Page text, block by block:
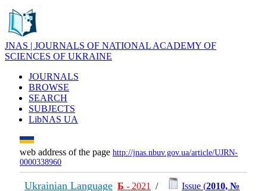
JNAS | JOURNALS OF NATIONAL ACADEMY OF
SCIENCES OF UKRAINE
JOURNALS
BROWSE
SEARCH
SUBJECTS
LibNAS UA
web address of the page http://jnas.nbuv.gov.ua/article/UJRN-
0000338960
Ukrainian Language Б - 2021 / Issue (2010, №